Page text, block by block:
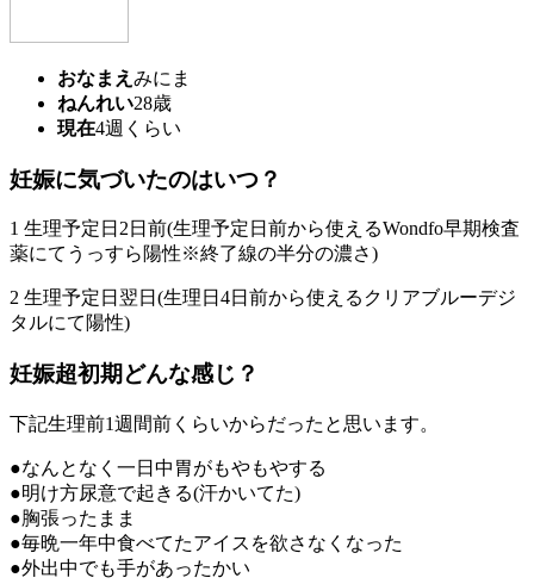
おなまえ みにま
ねんれい28歳
現在4週くらい
妊娠に気づいたのはいつ？
1 生理予定日2日前(生理予定日前から使えるWondfo早期検査
薬にてうっすら陽性※終了線の半分の濃さ)
2 生理予定日翌日(生理日4日前から使えるクリアブルーデジ
タルにて陽性)
妊娠超初期どんな感じ？
下記生理前1週間前くらいからだったと思います。
●なんとなく一日中胃がもやもやする
●明け方尿意で起きる(汗かいてた)
●胸張ったまま
●毎晩一年中食べてたアイスを欲さなくなった
●外出中でも手があったかい